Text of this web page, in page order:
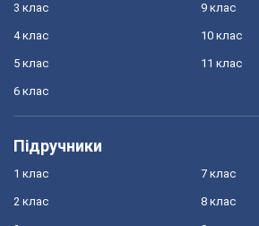
3 клас
4 клас
5 клас
6 клас
9 клас
10 клас
11 клас
Підручники
1 клас
2 клас
7 клас
8 клас